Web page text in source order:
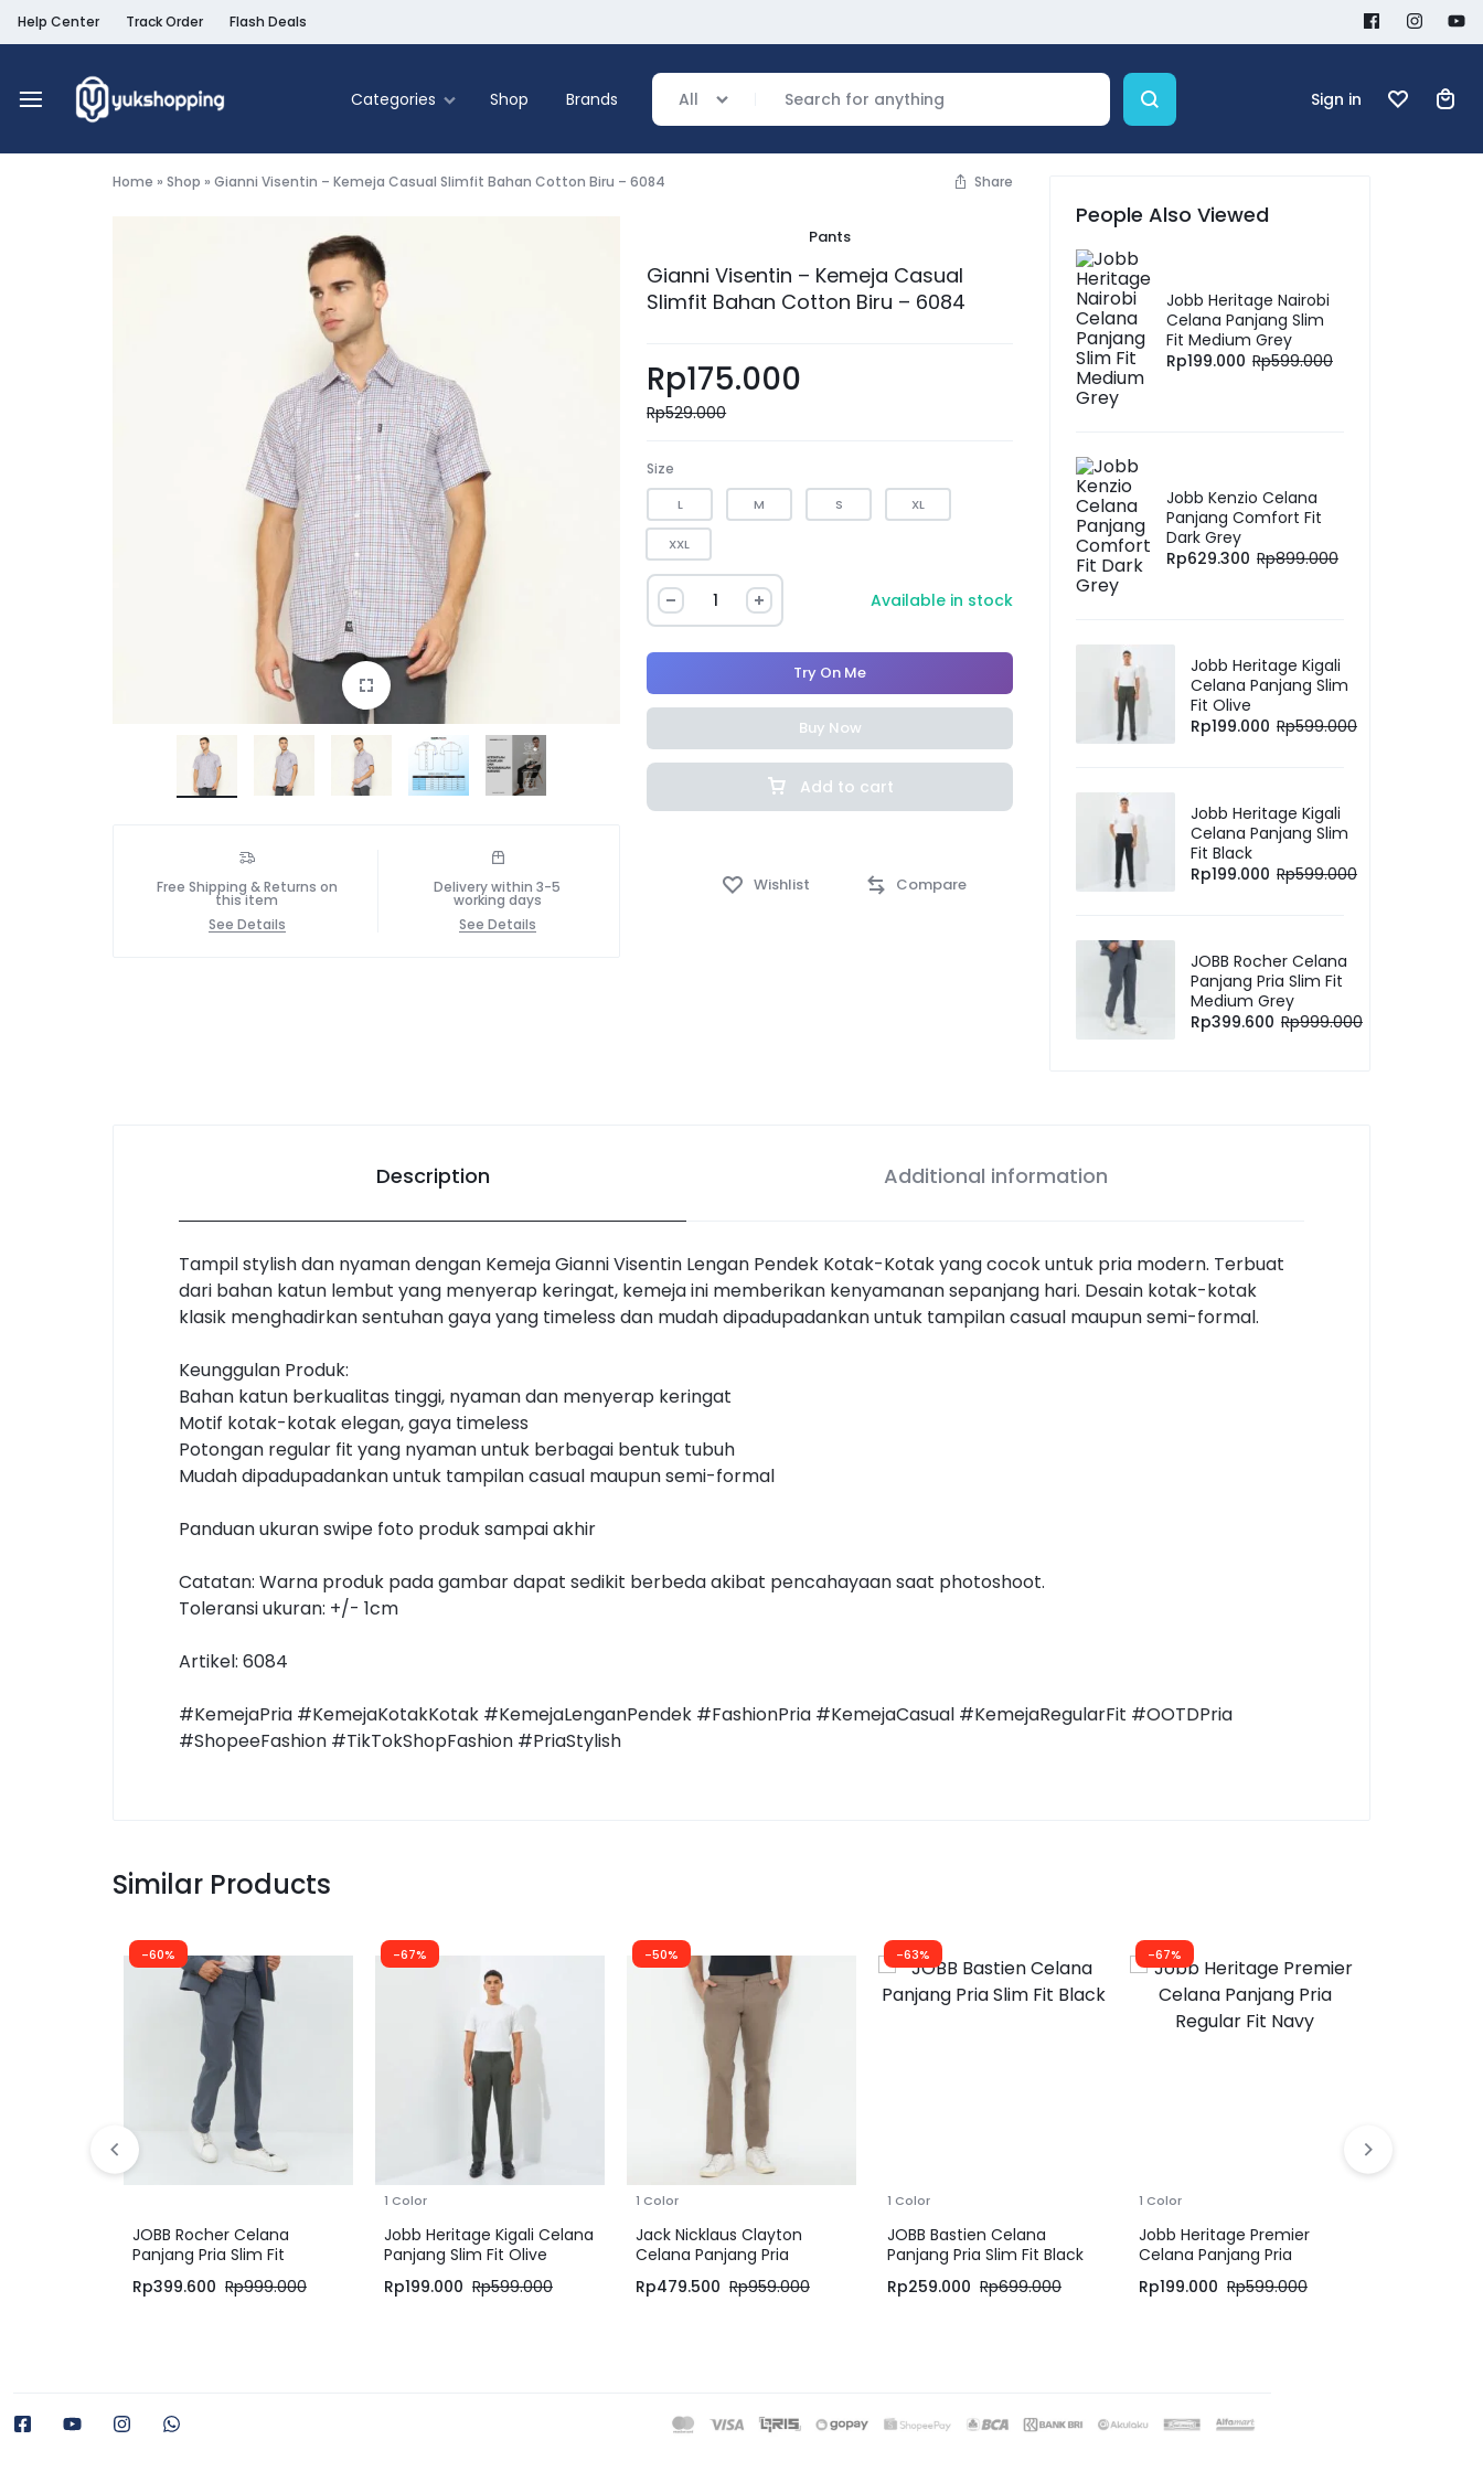
Help Center Track Order Flash Deals
Online
Categories Shop Brands All Sign in
Home » Shop » Gianni Visentin – Kemeja Casual Slimfit Bahan Cotton Biru – 6084 Share
Free Shipping & Returns on
this item
See Details
Delivery within 3-5
working days
See Details
Pants
Gianni Visentin – Kemeja Casual
Slimfit Bahan Cotton Biru – 6084
Rp175.000
Rp529.000
Size
L M S XL
XXL
Available in stock
Add to cart
Try On Me
Buy Now
Compare
Wishlist
People Also Viewed
Jobb Heritage Nairobi
Celana Panjang Slim
Fit Medium Grey
Rp199.000 Rp599.000
Jobb Kenzio Celana
Panjang Comfort Fit
Dark Grey
Rp629.300 Rp899.000
Jobb Heritage Kigali
Celana Panjang Slim
Fit Olive
Rp199.000 Rp599.000
Jobb Heritage Kigali
Celana Panjang Slim
Fit Black
Rp199.000 Rp599.000
JOBB Rocher Celana
Panjang Pria Slim Fit
Medium Grey
Rp399.600 Rp999.000
Description Additional information
Tampil stylish dan nyaman dengan Kemeja Gianni Visentin Lengan Pendek Kotak-Kotak yang cocok untuk pria modern. Terbuat
dari bahan katun lembut yang menyerap keringat, kemeja ini memberikan kenyamanan sepanjang hari. Desain kotak-kotak
klasik menghadirkan sentuhan gaya yang timeless dan mudah dipadupadankan untuk tampilan casual maupun semi-formal.
Keunggulan Produk:
Bahan katun berkualitas tinggi, nyaman dan menyerap keringat
Motif kotak-kotak elegan, gaya timeless
Potongan regular fit yang nyaman untuk berbagai bentuk tubuh
Mudah dipadupadankan untuk tampilan casual maupun semi-formal
Panduan ukuran swipe foto produk sampai akhir
Catatan: Warna produk pada gambar dapat sedikit berbeda akibat pencahayaan saat photoshoot.
Toleransi ukuran: +/- 1cm
Artikel: 6084
#KemejaPria #KemejaKotakKotak #KemejaLenganPendek #FashionPria #KemejaCasual #KemejaRegularFit #OOTDPria
#ShopeeFashion #TikTokShopFashion #PriaStylish
Similar Products
-60%
JOBB Rocher Celana
Panjang Pria Slim Fit
Rp399.600 Rp999.000
-67%
1 Color
Jobb Heritage Kigali Celana
Panjang Slim Fit Olive
Rp199.000 Rp599.000
-50%
1 Color
Jack Nicklaus Clayton
Celana Panjang Pria
Rp479.500 Rp959.000
-63%
1 Color
JOBB Bastien Celana
Panjang Pria Slim Fit Black
Rp259.000 Rp699.000
-67%
1 Color
Jobb Heritage Premier
Celana Panjang Pria
Rp199.000 Rp599.000